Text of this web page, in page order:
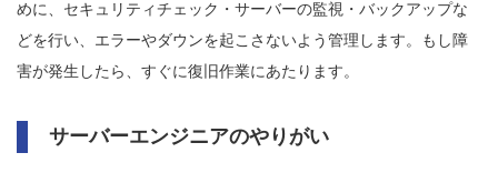
めに、セキュリティチェック・サーバーの監視・バックアップな
どを行い、エラーやダウンを起こさないよう管理します。もし障
害が発生したら、すぐに復旧作業にあたります。
サーバーエンジニアのやりがい